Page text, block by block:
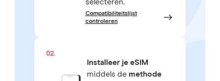
selecteren.
Compatibiliteitslijst
controleren
02.
Installeer je eSIM
middels de methode